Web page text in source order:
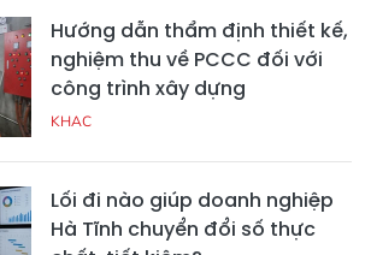
Hướng dẫn thẩm định thiết kế,
nghiệm thu về PCCC đối với
công trình xây dựng
KHAC
Lối đi nào giúp doanh nghiệp
Hà Tĩnh chuyển đổi số thực